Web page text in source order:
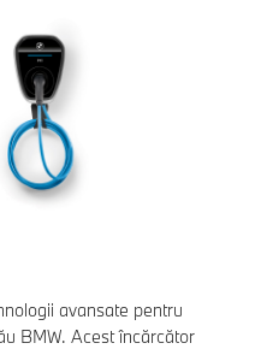
avansate pentru
BMW. Acest încărcător